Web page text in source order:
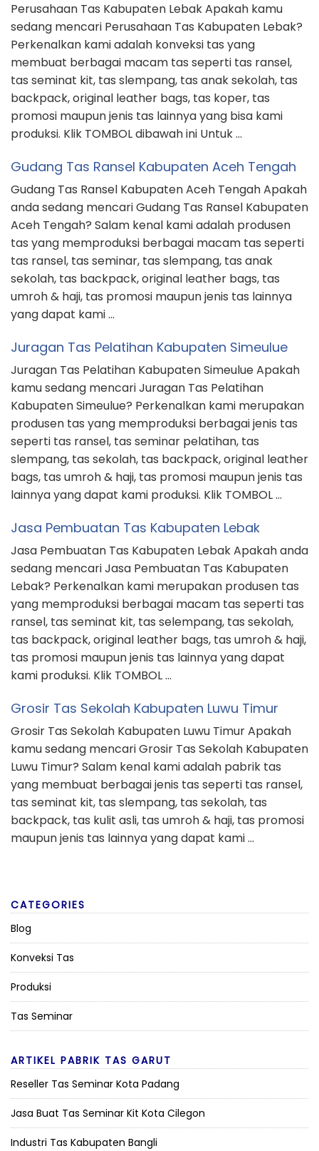
Perusahaan Tas Kabupaten Lebak Apakah kamu
sedang mencari Perusahaan Tas Kabupaten Lebak?
Perkenalkan kami adalah konveksi tas yang
membuat berbagai macam tas seperti tas ransel,
tas seminat kit, tas slempang, tas anak sekolah, tas
backpack, original leather bags, tas koper, tas
promosi maupun jenis tas lainnya yang bisa kami
produksi. Klik TOMBOL dibawah ini Untuk …
Gudang Tas Ransel Kabupaten Aceh Tengah
Gudang Tas Ransel Kabupaten Aceh Tengah Apakah
anda sedang mencari Gudang Tas Ransel Kabupaten
Aceh Tengah? Salam kenal kami adalah produsen
tas yang memproduksi berbagai macam tas seperti
tas ransel, tas seminar, tas slempang, tas anak
sekolah, tas backpack, original leather bags, tas
umroh & haji, tas promosi maupun jenis tas lainnya
yang dapat kami …
Juragan Tas Pelatihan Kabupaten Simeulue
Juragan Tas Pelatihan Kabupaten Simeulue Apakah
kamu sedang mencari Juragan Tas Pelatihan
Kabupaten Simeulue? Perkenalkan kami merupakan
produsen tas yang memproduksi berbagai jenis tas
seperti tas ransel, tas seminar pelatihan, tas
slempang, tas sekolah, tas backpack, original leather
bags, tas umroh & haji, tas promosi maupun jenis tas
lainnya yang dapat kami produksi. Klik TOMBOL …
Jasa Pembuatan Tas Kabupaten Lebak
Jasa Pembuatan Tas Kabupaten Lebak Apakah anda
sedang mencari Jasa Pembuatan Tas Kabupaten
Lebak? Perkenalkan kami merupakan produsen tas
yang memproduksi berbagai macam tas seperti tas
ransel, tas seminat kit, tas selempang, tas sekolah,
tas backpack, original leather bags, tas umroh & haji,
tas promosi maupun jenis tas lainnya yang dapat
kami produksi. Klik TOMBOL …
Grosir Tas Sekolah Kabupaten Luwu Timur
Grosir Tas Sekolah Kabupaten Luwu Timur Apakah
kamu sedang mencari Grosir Tas Sekolah Kabupaten
Luwu Timur? Salam kenal kami adalah pabrik tas
yang membuat berbagai jenis tas seperti tas ransel,
tas seminat kit, tas slempang, tas sekolah, tas
backpack, tas kulit asli, tas umroh & haji, tas promosi
maupun jenis tas lainnya yang dapat kami …
CATEGORIES
Blog
Konveksi Tas
Produksi
Tas Seminar
ARTIKEL PABRIK TAS GARUT
Reseller Tas Seminar Kota Padang
Jasa Buat Tas Seminar Kit Kota Cilegon
Industri Tas Kabupaten Bangli